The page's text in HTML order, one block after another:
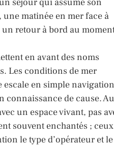
une matinée en mer face à
retour à bord au
en avant des noms
Les conditions de mer
en simple navigation
connaissance de cause. Au
un espace vivant, pas
souvent enchantés ; ceux
le type d’opérateur et le